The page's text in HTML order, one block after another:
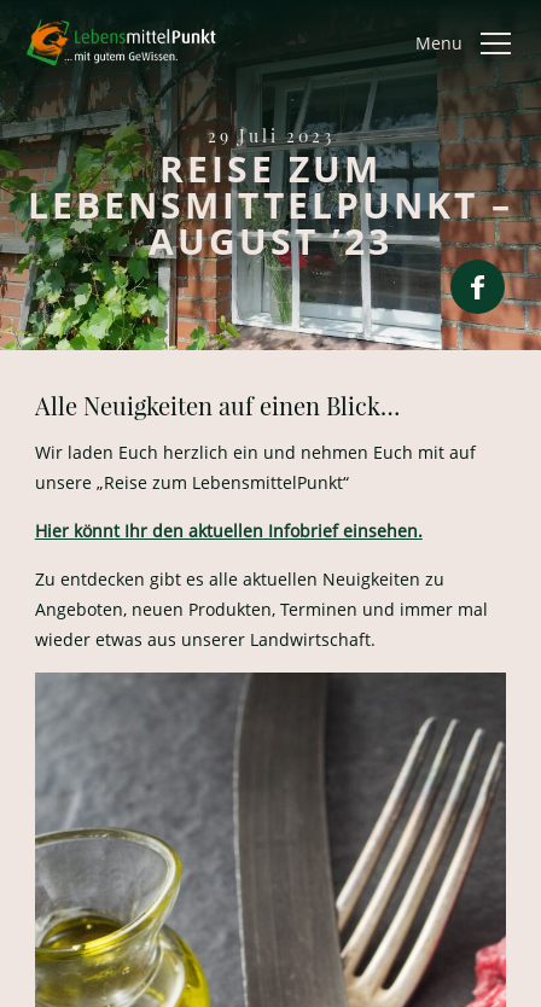
Menu
29 Juli 2023
REISE ZUM
LEBENSMITTELPUNKT –
AUGUST ’23
Alle Neuigkeiten auf einen Blick…
Wir laden Euch herzlich ein und nehmen Euch mit auf
unsere „Reise zum LebensmittelPunkt“
Hier könnt Ihr den aktuellen Infobrief einsehen.
Zu entdecken gibt es alle aktuellen Neuigkeiten zu
Angeboten, neuen Produkten, Terminen und immer mal
wieder etwas aus unserer Landwirtschaft.